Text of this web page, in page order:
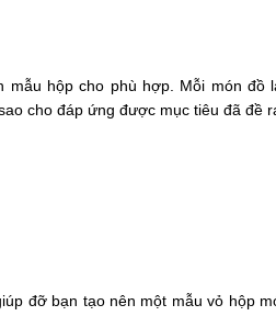
hộp cho phù hợp. Mỗi món đồ
cho đáp ứng được mục tiêu đã đề
đỡ bạn tạo nên một mẫu vỏ hộp